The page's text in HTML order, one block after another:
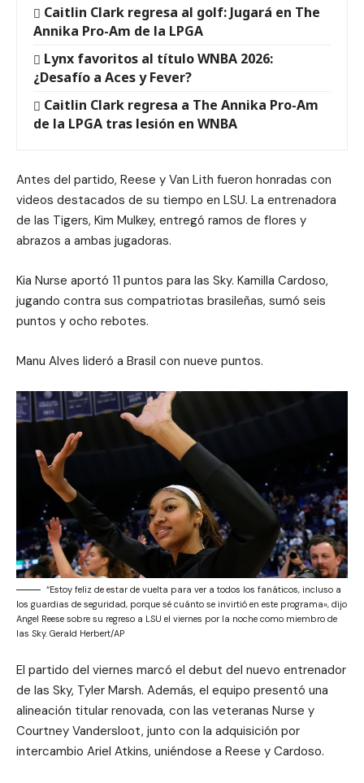
Caitlin Clark regresa al golf: Jugará en The
Annika Pro-Am de la LPGA
Lynx favoritos al título WNBA 2026:
¿Desafío a Aces y Fever?
Caitlin Clark regresa a The Annika Pro-Am
de la LPGA tras lesión en WNBA
Antes del partido, Reese y Van Lith fueron honradas con
videos destacados de su tiempo en LSU. La entrenadora
de las Tigers, Kim Mulkey, entregó ramos de flores y
abrazos a ambas jugadoras.
Kia Nurse aportó 11 puntos para las Sky. Kamilla Cardoso,
jugando contra sus compatriotas brasileñas, sumó seis
puntos y ocho rebotes.
Manu Alves lideró a Brasil con nueve puntos.
“Estoy feliz de estar de vuelta para ver a todos los fanáticos, incluso a
los guardias de seguridad, porque sé cuánto se invirtió en este programa», dijo
Angel Reese sobre su regreso a LSU el viernes por la noche como miembro de
las Sky. Gerald Herbert/AP
El partido del viernes marcó el debut del nuevo entrenador
de las Sky, Tyler Marsh. Además, el equipo presentó una
alineación titular renovada, con las veteranas Nurse y
Courtney Vandersloot, junto con la adquisición por
intercambio Ariel Atkins, uniéndose a Reese y Cardoso.